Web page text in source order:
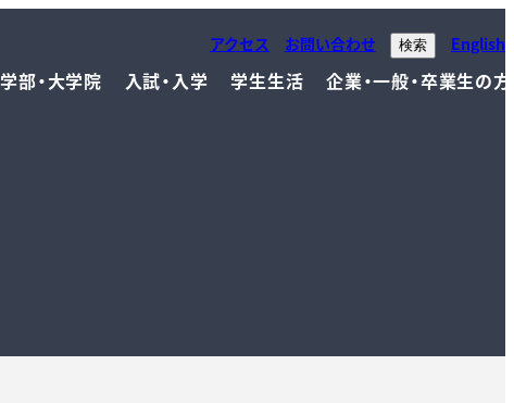
アクセス お問い合わせ 検索 English
学部・大学院 入試・入学 学生生活 企業・一般・卒業生の方